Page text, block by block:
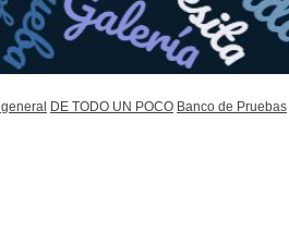
DE TODO UN POCO Banco de Pruebas